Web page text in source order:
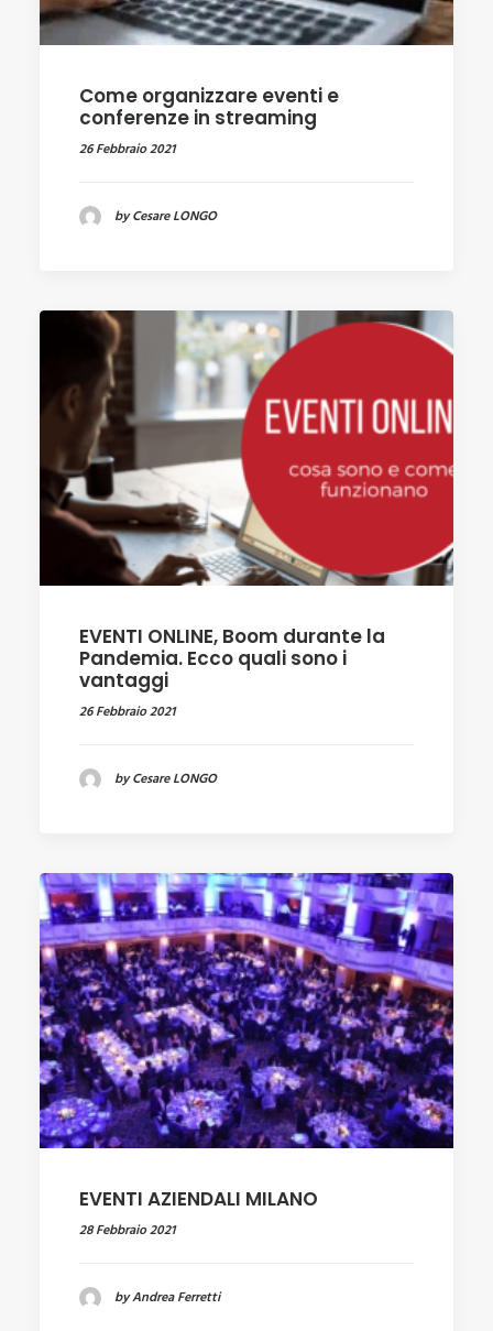
Come organizzare eventi e
conferenze in streaming
26 Febbraio 2021
by Cesare LONGO
EVENTI ONLINE, Boom durante la
Pandemia. Ecco quali sono i
vantaggi
26 Febbraio 2021
by Cesare LONGO
EVENTI AZIENDALI MILANO
28 Febbraio 2021
by Andrea Ferretti